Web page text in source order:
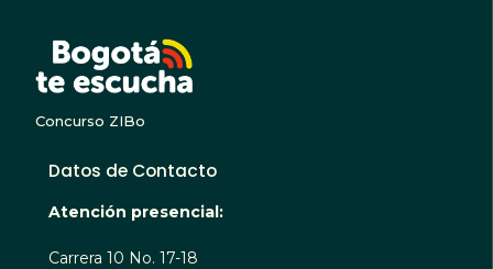
Concurso ZIBo
Datos de Contacto
Atención presencial:
Carrera 10 No. 17-18